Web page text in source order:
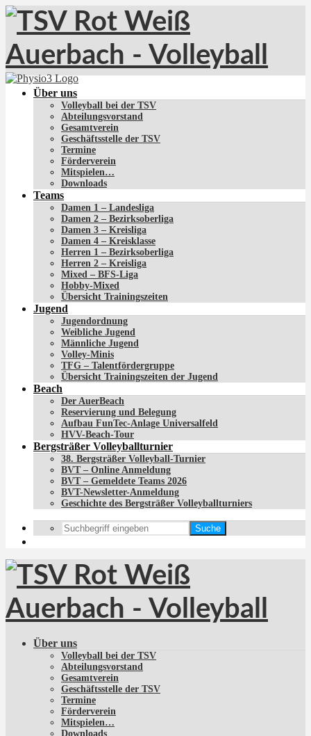
Über uns
Volleyball bei der TSV
Abteilungsvorstand
Gesamtverein
Geschäftsstelle der TSV
Termine
Förderverein
Mitspielen…
Downloads
Teams
Damen 1 – Landesliga
Damen 2 – Bezirksoberliga
Damen 3 – Kreisliga
Damen 4 – Kreisklasse
Herren 1 – Bezirksoberliga
Herren 2 – Kreisliga
Mixed – BFS-Liga
Hobby-Mixed
Übersicht Trainingszeiten
Jugend
Jugendordnung
Weibliche Jugend
Männliche Jugend
Volley-Minis
TFG – Talentfördergruppe
Übersicht Trainingszeiten der Jugend
Beach
Der AuerBeach
Reservierung und Belegung
Aufbau FunTec-Anlage Universalfeld
HVV-Beach-Tour
Bergsträßer Volleyballturnier
38. Bergsträßer Volleyball-Turnier
BVT – Online Anmeldung
BVT – Gemeldete Teams 2026
BVT-Newsletter-Anmeldung
Geschichte des Bergsträßer Volleyballturniers
Suche
Über uns
Volleyball bei der TSV
Abteilungsvorstand
Gesamtverein
Geschäftsstelle der TSV
Termine
Förderverein
Mitspielen…
Downloads